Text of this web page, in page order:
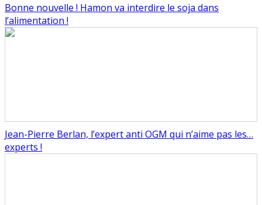
Bonne nouvelle ! Hamon va interdire le soja dans
l’alimentation !
Jean-Pierre Berlan, l’expert anti OGM qui n’aime pas les…
experts !